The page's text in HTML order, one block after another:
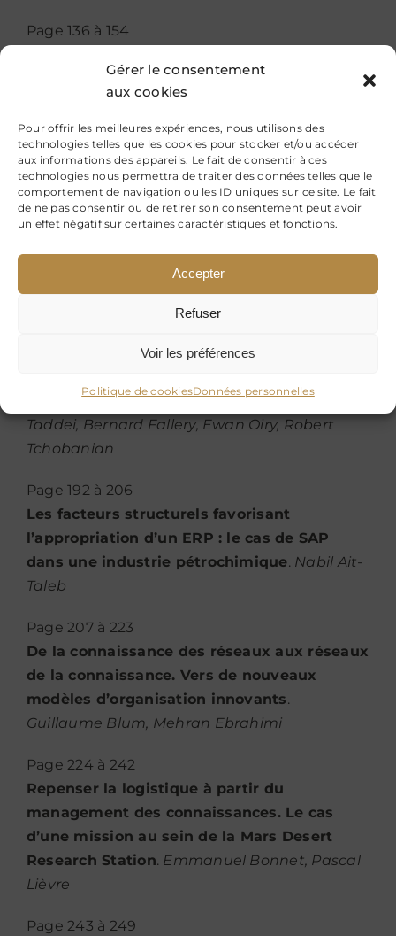
Gérer le consentement
aux cookies
Pour offrir les meilleures expériences, nous utilisons des
technologies telles que les cookies pour stocker et/ou accéder
aux informations des appareils. Le fait de consentir à ces
technologies nous permettra de traiter des données telles que le
comportement de navigation ou les ID uniques sur ce site. Le fait
de ne pas consentir ou de retirer son consentement peut avoir
un effet négatif sur certaines caractéristiques et fonctions.
Accepter
Refuser
Voir les préférences
Politique de cookiesDonnées personnelles
Page 136 à 154
collaboratives dans les pôles de
compétitivité. Jean-Yves Barbier, Catherine
Boissonnet
Page 155 à 176
Communautés de savoir et innovation : le
rôle de l’apprentissage. Une analyse sous
Usages des outils collaboratifs : le rôle des
de ressources humaines.Roxana Ologeanu-
Taddei, Bernard Fallery, Ewan Oiry, Robert
Tchobanian
Page 192 à 206
Les facteurs structurels favorisant
l’appropriation d’un ERP : le cas de SAP
dans une industrie pétrochimique. Nabil Ait-
Taleb
Page 207 à 223
De la connaissance des réseaux aux réseaux
de la connaissance. Vers de nouveaux
modèles d’organisation innovants.
Guillaume Blum, Mehran Ebrahimi
Page 224 à 242
Repenser la logistique à partir du
management des connaissances. Le cas
d’une mission au sein de la Mars Desert
Research Station. Emmanuel Bonnet, Pascal
Lièvre
Page 243 à 249